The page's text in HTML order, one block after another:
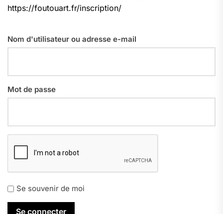
https://foutouart.fr/inscription/
Nom d'utilisateur ou adresse e-mail
Mot de passe
Se souvenir de moi